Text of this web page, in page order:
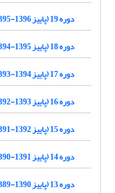
دوره 19 (پاییز 1396-1395)
دوره 18 (پاییز 1395-1394)
دوره 17 (پاییز 1394-1393)
دوره 16 (پاییز 1393-1392)
دوره 15 (پاییز 1392-1391)
دوره 14 (پاییز 1391-1390)
دوره 13 (پاییز 1390-1389)